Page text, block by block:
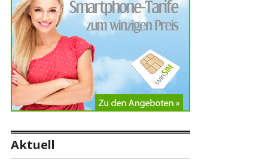
Aktuell